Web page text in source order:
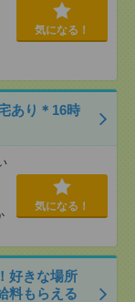
気になる！
あり＊16時
気になる！
好きな場所
料もらえる